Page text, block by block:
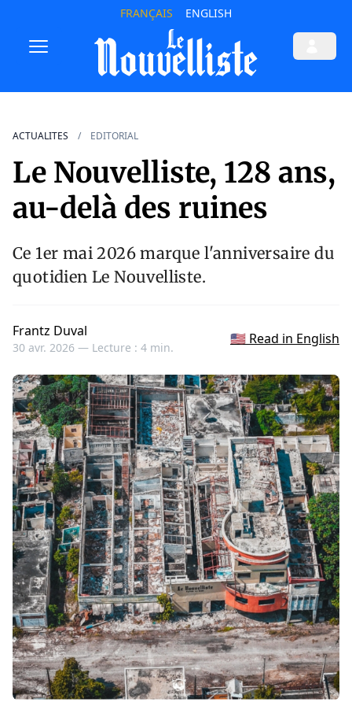
FRANÇAIS ENGLISH
ACTUALITES EDITORIAL
Le Nouvelliste, 128 ans,
au-delà des ruines
Ce 1er mai 2026 marque l'anniversaire du
quotidien Le Nouvelliste.
Frantz Duval
30 avr. 2026 — Lecture : 4 min.
🇺🇸 Read in English